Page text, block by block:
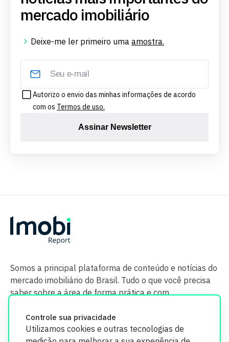
Controle sua privacidade
Utilizamos cookies e outras tecnologias de
mercado imobiliário
Deixe-me ler primeiro uma amostra.
Autorizo o envio das minhas informações de acordo
com os Termos de uso.
Assinar Newsletter
Somos a principal plataforma de conteúdo e notícias do
mercado imobiliário do Brasil. Tudo o que você precisa
saber sobre a área de forma prática e com